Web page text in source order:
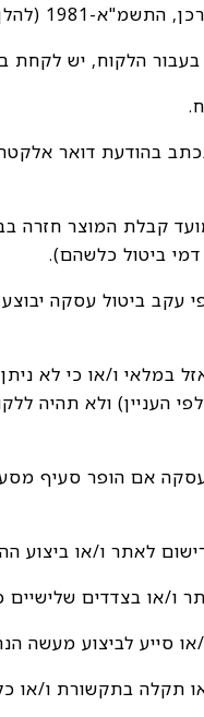
בהודעת דואר
יזוכה בסיום הטיפול בפניה
ביטול כלשהם).
עקב ביטול עסקה
במלאי ו/או כי לא
העניין) ולא תהיה
אם הופר סעיף
ו/או תקלה בתקשורת